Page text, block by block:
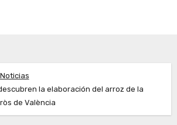
Noticias
la elaboración del arroz de la
de València